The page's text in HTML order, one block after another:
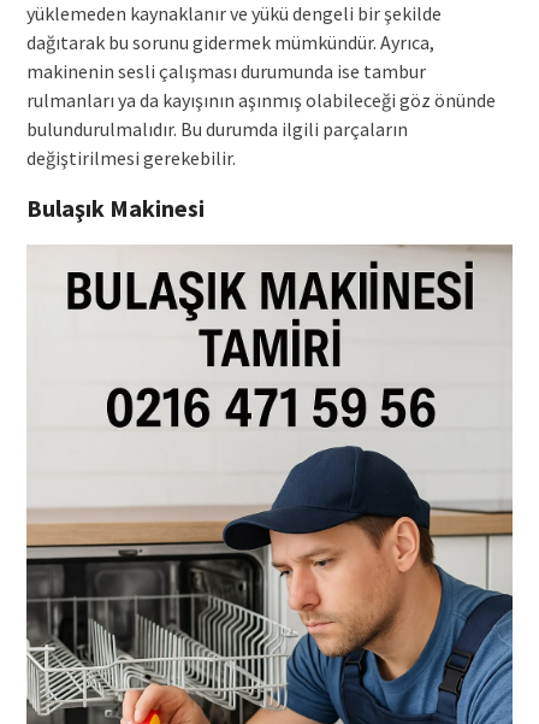
yüklemeden kaynaklanır ve yükü dengeli bir şekilde
dağıtarak bu sorunu gidermek mümkündür. Ayrıca,
makinenin sesli çalışması durumunda ise tambur
rulmanları ya da kayışının aşınmış olabileceği göz önünde
bulundurulmalıdır. Bu durumda ilgili parçaların
değiştirilmesi gerekebilir.
Bulaşık Makinesi